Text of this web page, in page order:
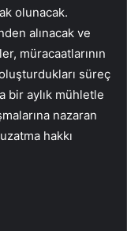
olunacak.
alınacak ve
müracaatlarının
süreç
bir aylık mühletle
nazaran
hakkı